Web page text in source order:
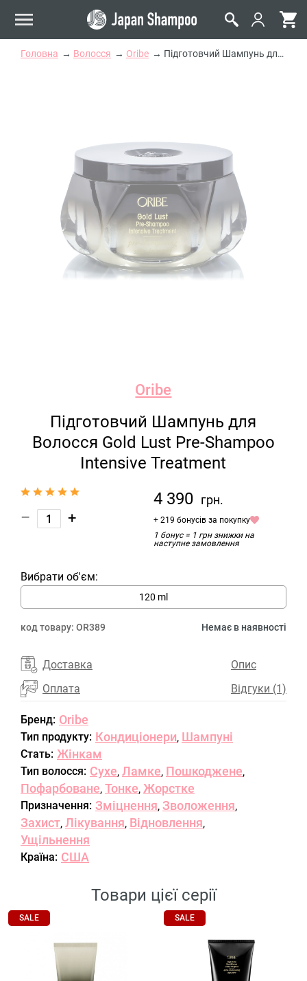
Головна Волосся Oribe Підготовчий Шампунь для Волосся Gold Lust Pre-Shampoo Intensive Treatment
Oribe
Підготовчий Шампунь для
Волосся Gold Lust Pre-Shampoo
Intensive Treatment
– +
4 390 грн.
+ 219 бонусів за покупку
1 бонус = 1 грн знижки на
наступне замовлення
Вибрати об'єм:
120 ml
код товару: OR389 Немає в наявності
Доставка
Оплата
Опис
Відгуки (1)
Бренд: Oribe
Тип продукту: Кондиціонери, Шампуні
Стать: Жінкам
Тип волосся: Сухе, Ламке, Пошкоджене,
Пофарбоване, Тонке, Жорстке
Призначення: Зміцнення, Зволоження,
Захист, Лікування, Відновлення,
Ущільнення
Країна: США
Товари цієї серії
SALE SALE